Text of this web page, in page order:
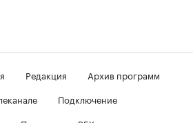
Редакция
Архив программ
Подключение